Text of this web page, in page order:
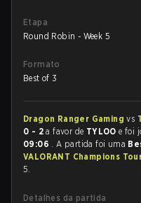
Etapa
Round Robin - Week 5
Formato
Best of 3
Dragon Ranger Gamingvs
0 - 2 a favor de TYLOOe foi
09:06 . A partida foi uma
VALORANT Champions
5.
Detalhes da partida